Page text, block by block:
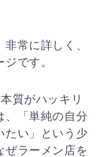
常に詳しく、
です。
質がハッキリ
、「単純の自分
たい」という少
ぜラーメン店を